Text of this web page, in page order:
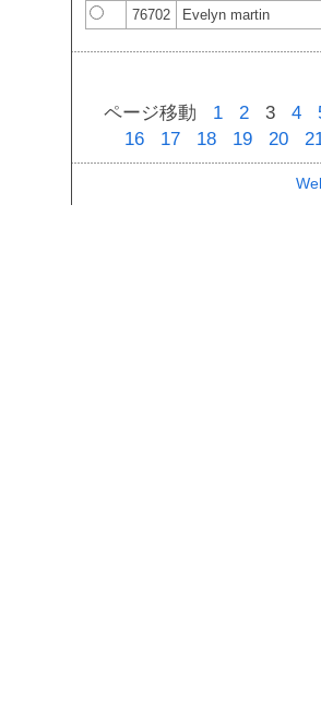
76702
Evelyn martin
ページ移動 1 2 3 4
16
17 18 19 20